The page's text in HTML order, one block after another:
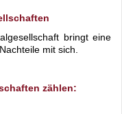
bringt eine
mit sich.
zählen: